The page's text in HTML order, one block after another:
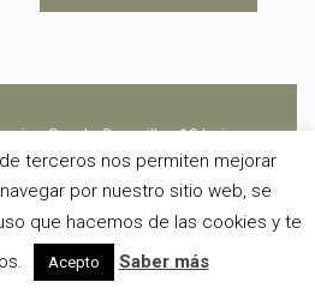
Senda Coronillas 18 bajo
Rioja) -buzon@peludos.net - 666
Legaly Política de Cookies
terceros nos permiten mejorar
por nuestro sitio web, se
que hacemos de las cookies y te
Acepto Saber más